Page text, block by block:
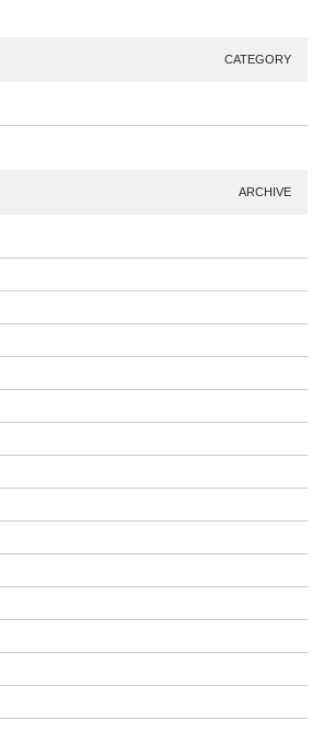
CATEGORY
ARCHIVE